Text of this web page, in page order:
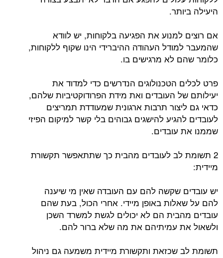
היעילה ביותר.
אם רוצים למנוע את הפגיעה בלקוחות, יש לוודא
שהמעבר למודל העהודה ההיברידי הינו שקוף ללקוחות,
כלומר שהם לא מרגישים בו.
פרט לכלים הטכנולוגים הנדרשים כדי למדוד את
יעילותם של העובדים ואת מידת הפרודוקטיביות שלהם,
כדאי גם ליצור תרבות ארגונית שמעודדת תמריצים
לעובדים להגיע להישגים גבוהים בלי קשר למיקום הפיזי
שממנו את עובדים.
2 תשומת לב לעובדים מהבית כך שתתאפשר תקשורת
מיידית:
יש עובדים שקשה להם עם העובדה שאין מי שיענה
להם על שאלות באופן מיידי. אחרי הכול, בעת שהם
עובדים מהבית הם לא יכולים לגשת למשרד השכן
ולשאול את עמיתיהם את מה שלא ברור להם.
תשומת לב שכזאת ותקשורת מיידית משמעה גם ניהול